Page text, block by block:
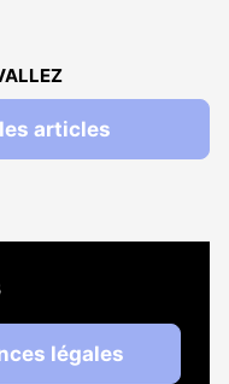
articles
légales